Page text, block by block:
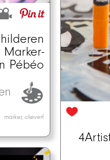
Pébéo
marker, olieverf